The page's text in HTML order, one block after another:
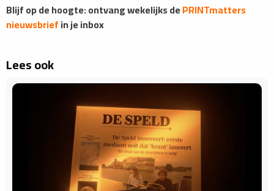
Blijf op de hoogte: ontvang wekelijks dePRINTmatters
nieuwsbriefin je inbox
Lees ook